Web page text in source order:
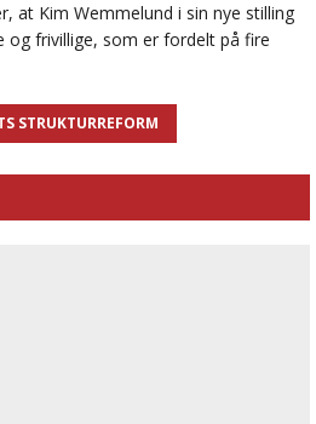
at Kim Wemmelund i sin nye stilling
og frivillige, som er fordelt på fire
STRUKTURREFORM